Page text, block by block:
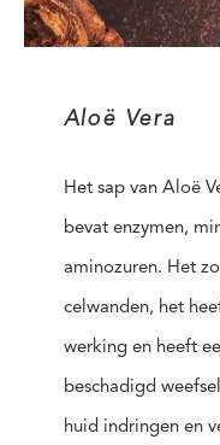
Aloë Vera
Het sap van Aloë
bevat enzymen,
aminozuren. Het
celwanden, het
werking en heeft
beschadigd
huid indringen en